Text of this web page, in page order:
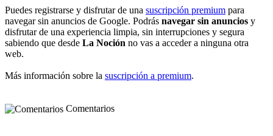
Puedes registrarse y disfrutar de una suscripción premium para
navegar sin anuncios de Google. Podrás navegar sin anuncios y
disfrutar de una experiencia limpia, sin interrupciones y segura
sabiendo que desde La Noción no vas a acceder a ninguna otra
web.
Más información sobre la suscripción a premium.
Comentarios